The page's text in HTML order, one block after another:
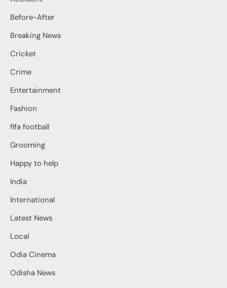
Before-After
Breaking News
Cricket
Crime
Entertainment
Fashion
fifa football
Grooming
Happy to help
India
International
Latest News
Local
Odia Cinema
Odisha News